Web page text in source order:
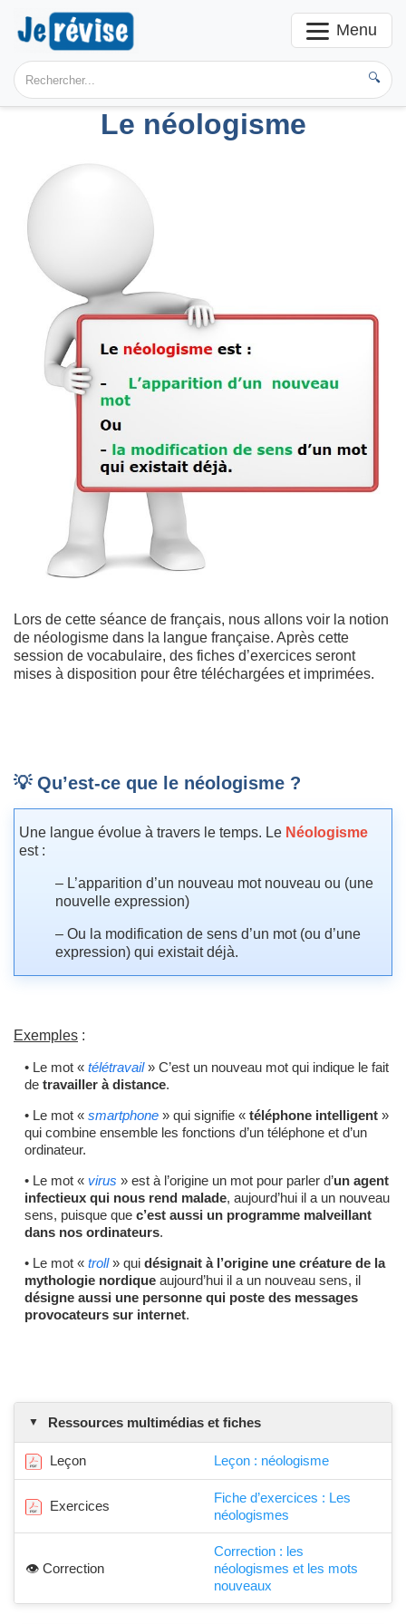
Menu
🔍
Le néologisme
Lors de cette séance de français, nous allons voir la notion
de néologisme dans la langue française. Après cette
session de vocabulaire, des fiches d’exercices seront
mises à disposition pour être téléchargées et imprimées.
💡 Qu’est-ce que le néologisme ?
Une langue évolue à travers le temps. Le Néologisme
est :
– L’apparition d’un nouveau mot nouveau ou (une
nouvelle expression)
– Ou la modification de sens d’un mot (ou d’une
expression) qui existait déjà.
Exemples :
• Le mot « télétravail» C’est un nouveau mot qui indique le fait
de travailler à distance.
• Le mot « smartphone » qui signifie « téléphone intelligent »
qui combine ensemble les fonctions d’un téléphone et d’un
ordinateur.
• Le mot « virus » est à l’origine un mot pour parler d’un agent
infectieux qui nous rend malade, aujourd’hui il a un nouveau
sens, puisque que c’est aussi un programme malveillant
dans nos ordinateurs.
• Le mot « troll» qui désignait à l’origine une créature de la
mythologie nordique aujourd’hui il a un nouveau sens, il
désigne aussi une personne qui poste des messages
provocateurs sur internet.
Ressources multimédias et fiches
Leçon Leçon : néologisme
Exercices
Fiche d’exercices : Les
néologismes
👁️ Correction
Correction : les
néologismes et les mots
nouveaux